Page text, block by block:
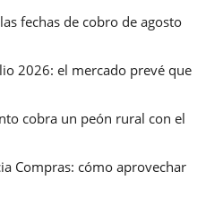
las fechas de cobro de agosto
2026: el mercado prevé que
cobra un peón rural con el
Compras: cómo aprovechar